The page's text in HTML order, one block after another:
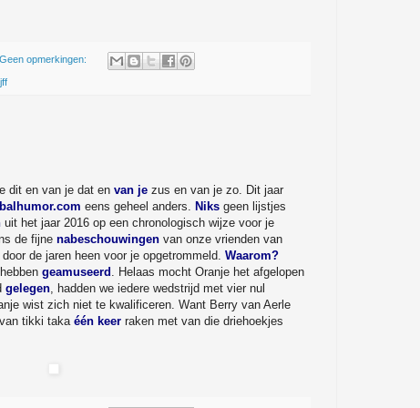
opmerkingen:
dit en van je dat en van je zus en van je zo. Dit jaar
eens geheel anders. Niks geen lijstjes
uit het jaar 2016 op een chronologisch wijze voor je
de fijne nabeschouwingen van onze vrienden van
door de jaren heen voor je opgetrommeld. Waarom?
geamuseerd . Helaas mocht Oranje het afgelopen
gelegen, hadden we iedere wedstrijd met vier nul
wist zich niet te kwalificeren. Want Berry van Aerle
tikki taka één keer raken met van die driehoekjes